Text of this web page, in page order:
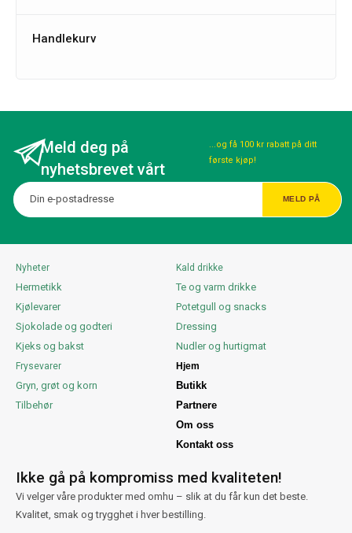
Handlekurv
Meld deg på
nyhetsbrevet vårt
...og få 100 kr rabatt på ditt
første kjøp!
Nyheter
Hermetikk
Kjølevarer
Sjokolade og godteri
Kjeks og bakst
Kald drikke
Te og varm drikke
Potetgull og snacks
Dressing
Nudler og hurtigmat
Frysevarer
Gryn, grøt og korn
Tilbehør
Hjem
Butikk
Partnere
Om oss
Kontakt oss
Ikke gå på kompromiss med kvaliteten!
Vi velger våre produkter med omhu – slik at du får kun det beste.
Kvalitet, smak og trygghet i hver bestilling.